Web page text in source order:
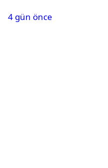
4 gün önce